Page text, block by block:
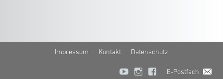
Impressum Kontakt Datenschutz
E-Postfach